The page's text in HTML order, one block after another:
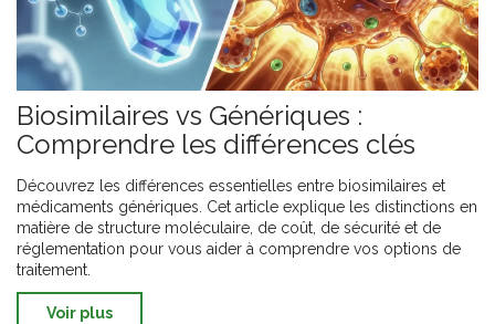
Biosimilaires vs Génériques :
Comprendre les différences clés
Découvrez les différences essentielles entre biosimilaires et
médicaments génériques. Cet article explique les distinctions en
matière de structure moléculaire, de coût, de sécurité et de
réglementation pour vous aider à comprendre vos options de
traitement.
Voir plus